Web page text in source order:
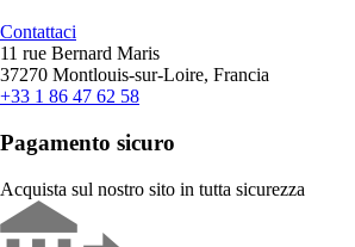
Contattaci
11 rue Bernard Maris
37270 Montlouis-sur-Loire, Francia
+33 1 86 47 62 58
Pagamento sicuro
Acquista sul nostro sito in tutta sicurezza